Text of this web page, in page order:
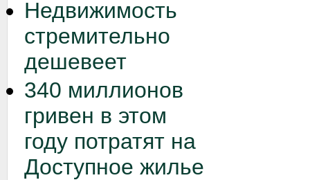
Недвижимость
стремительно
дешевеет
340 миллионов
гривен в этом
году потратят на
Доступное жилье